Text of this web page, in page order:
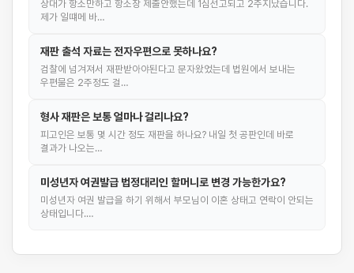
상대가 항소만하고 항소장 제출안했는데 1심선고되고 2주지났습니다.
제가 일떄메 바…
재판 출석 자료는 전자우편으로 못하나요?
검찰에 넘겨져서 재판받아야된다고 문자왔었는데 법원에서 보내는
우편물은 2주정도 걸…
형사 재판은 보통 얼마나 걸리나요?
피고인은 보통 몇 시간 정도 재판을 하나요? 내일 첫 공판인데 바로
결과가 나오는…
미성년자 여권발급 법정대리인 할머니로 변경 가능한가요?
미성년자 여권 발급을 하기 위해서 부모님이 이혼 상태고 연락이 안되는
상태입니다.…